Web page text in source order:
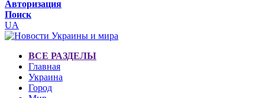
Авторизация
Поиск
UA
ВСЕ РАЗДЕЛЫ
Главная
Украина
Город